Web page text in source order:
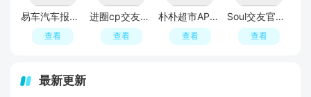
易车汽车报价APP官方正版
查看
进圈cp交友软件手机版
查看
朴朴超市APP最新版本
查看
Soul交友官方APP最新版
查看
最新更新